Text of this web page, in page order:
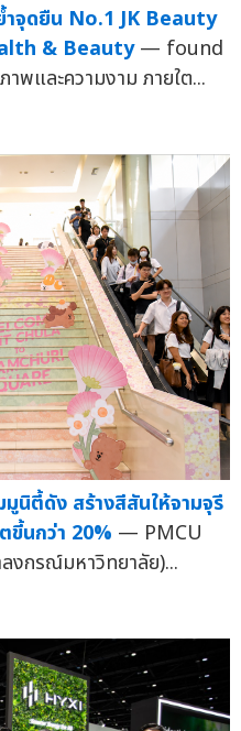
จุดยืน No.1 JK Beauty
& Beauty — found
พและความงาม ภายใต...
นิตี้ดัง สร้างสีสันให้จามจุรี
นกว่า 20% — PMCU
งกรณ์มหาวิทยาลัย)...